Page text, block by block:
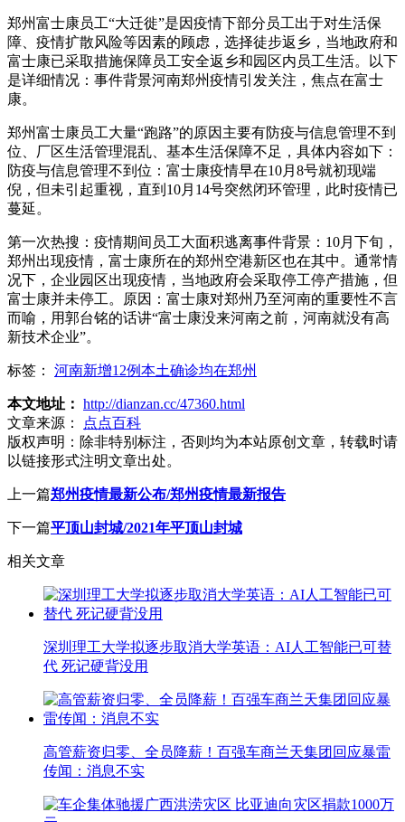
郑州富士康员工“大迁徙”是因疫情下部分员工出于对生活保
障、疫情扩散风险等因素的顾虑，选择徒步返乡，当地政府和
富士康已采取措施保障员工安全返乡和园区内员工生活。以下
是详细情况：事件背景河南郑州疫情引发关注，焦点在富士
康。
郑州富士康员工大量“跑路”的原因主要有防疫与信息管理不到
位、厂区生活管理混乱、基本生活保障不足，具体内容如下：
防疫与信息管理不到位：富士康疫情早在10月8号就初现端
倪，但未引起重视，直到10月14号突然闭环管理，此时疫情已
蔓延。
第一次热搜：疫情期间员工大面积逃离事件背景：10月下旬，
郑州出现疫情，富士康所在的郑州空港新区也在其中。通常情
况下，企业园区出现疫情，当地政府会采取停工停产措施，但
富士康并未停工。原因：富士康对郑州乃至河南的重要性不言
而喻，用郭台铭的话讲“富士康没来河南之前，河南就没有高
新技术企业”。
标签： 河南新增12例本土确诊均在郑州
本文地址： http://dianzan.cc/47360.html
文章来源：
点点百科
版权声明： 除非特别标注，否则均为本站原创文章，转载时请
以链接形式注明文章出处。
上一篇郑州疫情最新公布/郑州疫情最新报告
下一篇平顶山封城/2021年平顶山封城
相关文章
深圳理工大学拟逐步取消大学英语：AI人工智能已可替
代 死记硬背没用
高管薪资归零、全员降薪！百强车商兰天集团回应暴雷
传闻：消息不实